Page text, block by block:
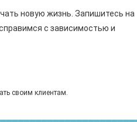
новую жизнь. Запишитесь на
с зависимостью и
своим клиентам.